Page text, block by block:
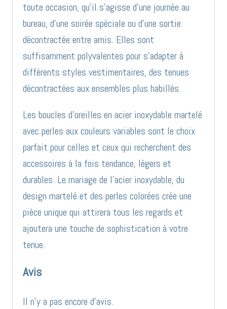
toute occasion, qu’il s’agisse d’une journée au
bureau, d’une soirée spéciale ou d’une sortie
décontractée entre amis. Elles sont
suffisamment polyvalentes pour s’adapter à
différents styles vestimentaires, des tenues
décontractées aux ensembles plus habillés.
Les boucles d’oreilles en acier inoxydable martelé
avec perles aux couleurs variables sont le choix
parfait pour celles et ceux qui recherchent des
accessoires à la fois tendance, légers et
durables. Le mariage de l’acier inoxydable, du
design martelé et des perles colorées crée une
pièce unique qui attirera tous les regards et
ajoutera une touche de sophistication à votre
tenue.
Avis
Il n’y a pas encore d’avis.